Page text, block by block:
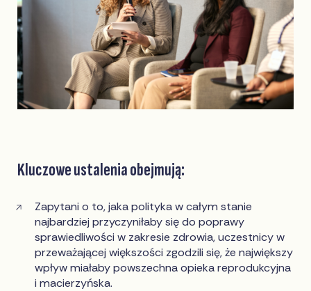
Kluczowe ustalenia obejmują:
Zapytani o to, jaka polityka w całym stanie
najbardziej przyczyniłaby się do poprawy
sprawiedliwości w zakresie zdrowia, uczestnicy w
przeważającej większości zgodzili się, że największy
wpływ miałaby powszechna opieka reprodukcyjna
i macierzyńska.